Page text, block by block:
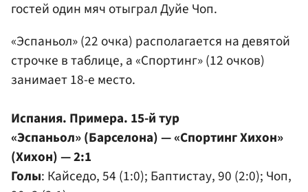
гостей один мяч отыграл Дуйе Чоп.
«Эспаньол» (22 очка) располагается на девятой
строчке в таблице, а «Спортинг» (12 очков)
занимает 18-е место.
Испания. Примера. 15-й тур
«Эспаньол» (Барселона) — «Спортинг Хихон»
(Хихон) — 2:1
Голы: Кайседо, 54 (1:0); Баптистау, 90 (2:0); Чоп,